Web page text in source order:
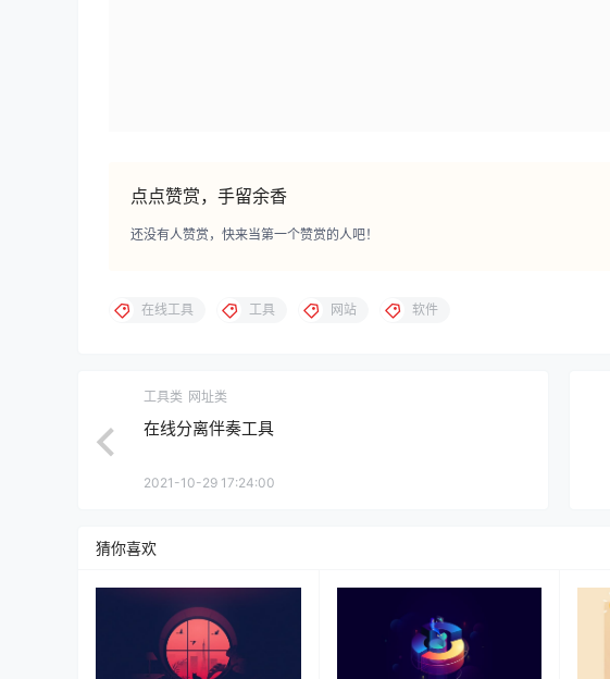
点点赞赏，手留余香
还没有人赞赏，快来当第一个赞赏的人吧！
在线工具 工具 网站 软件
工具类 网址类
在线分离伴奏工具
2021-10-29 17:24:00
猜你喜欢